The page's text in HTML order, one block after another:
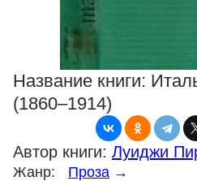
Название книги:
(1860–1914)
Автор книги: Луиджи
Жанр: Проза →